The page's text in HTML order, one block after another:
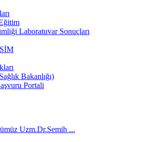
Laboratuvar Sonuçları
Bakanlığı)
Portali
Uzm.Dr.Semih ...